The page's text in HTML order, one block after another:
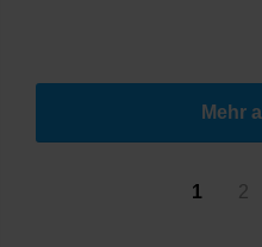
Mehr
1 2